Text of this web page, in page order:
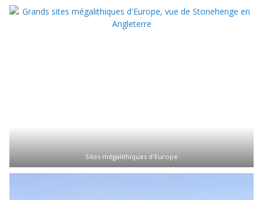
Sites mégalithiques d'Europe